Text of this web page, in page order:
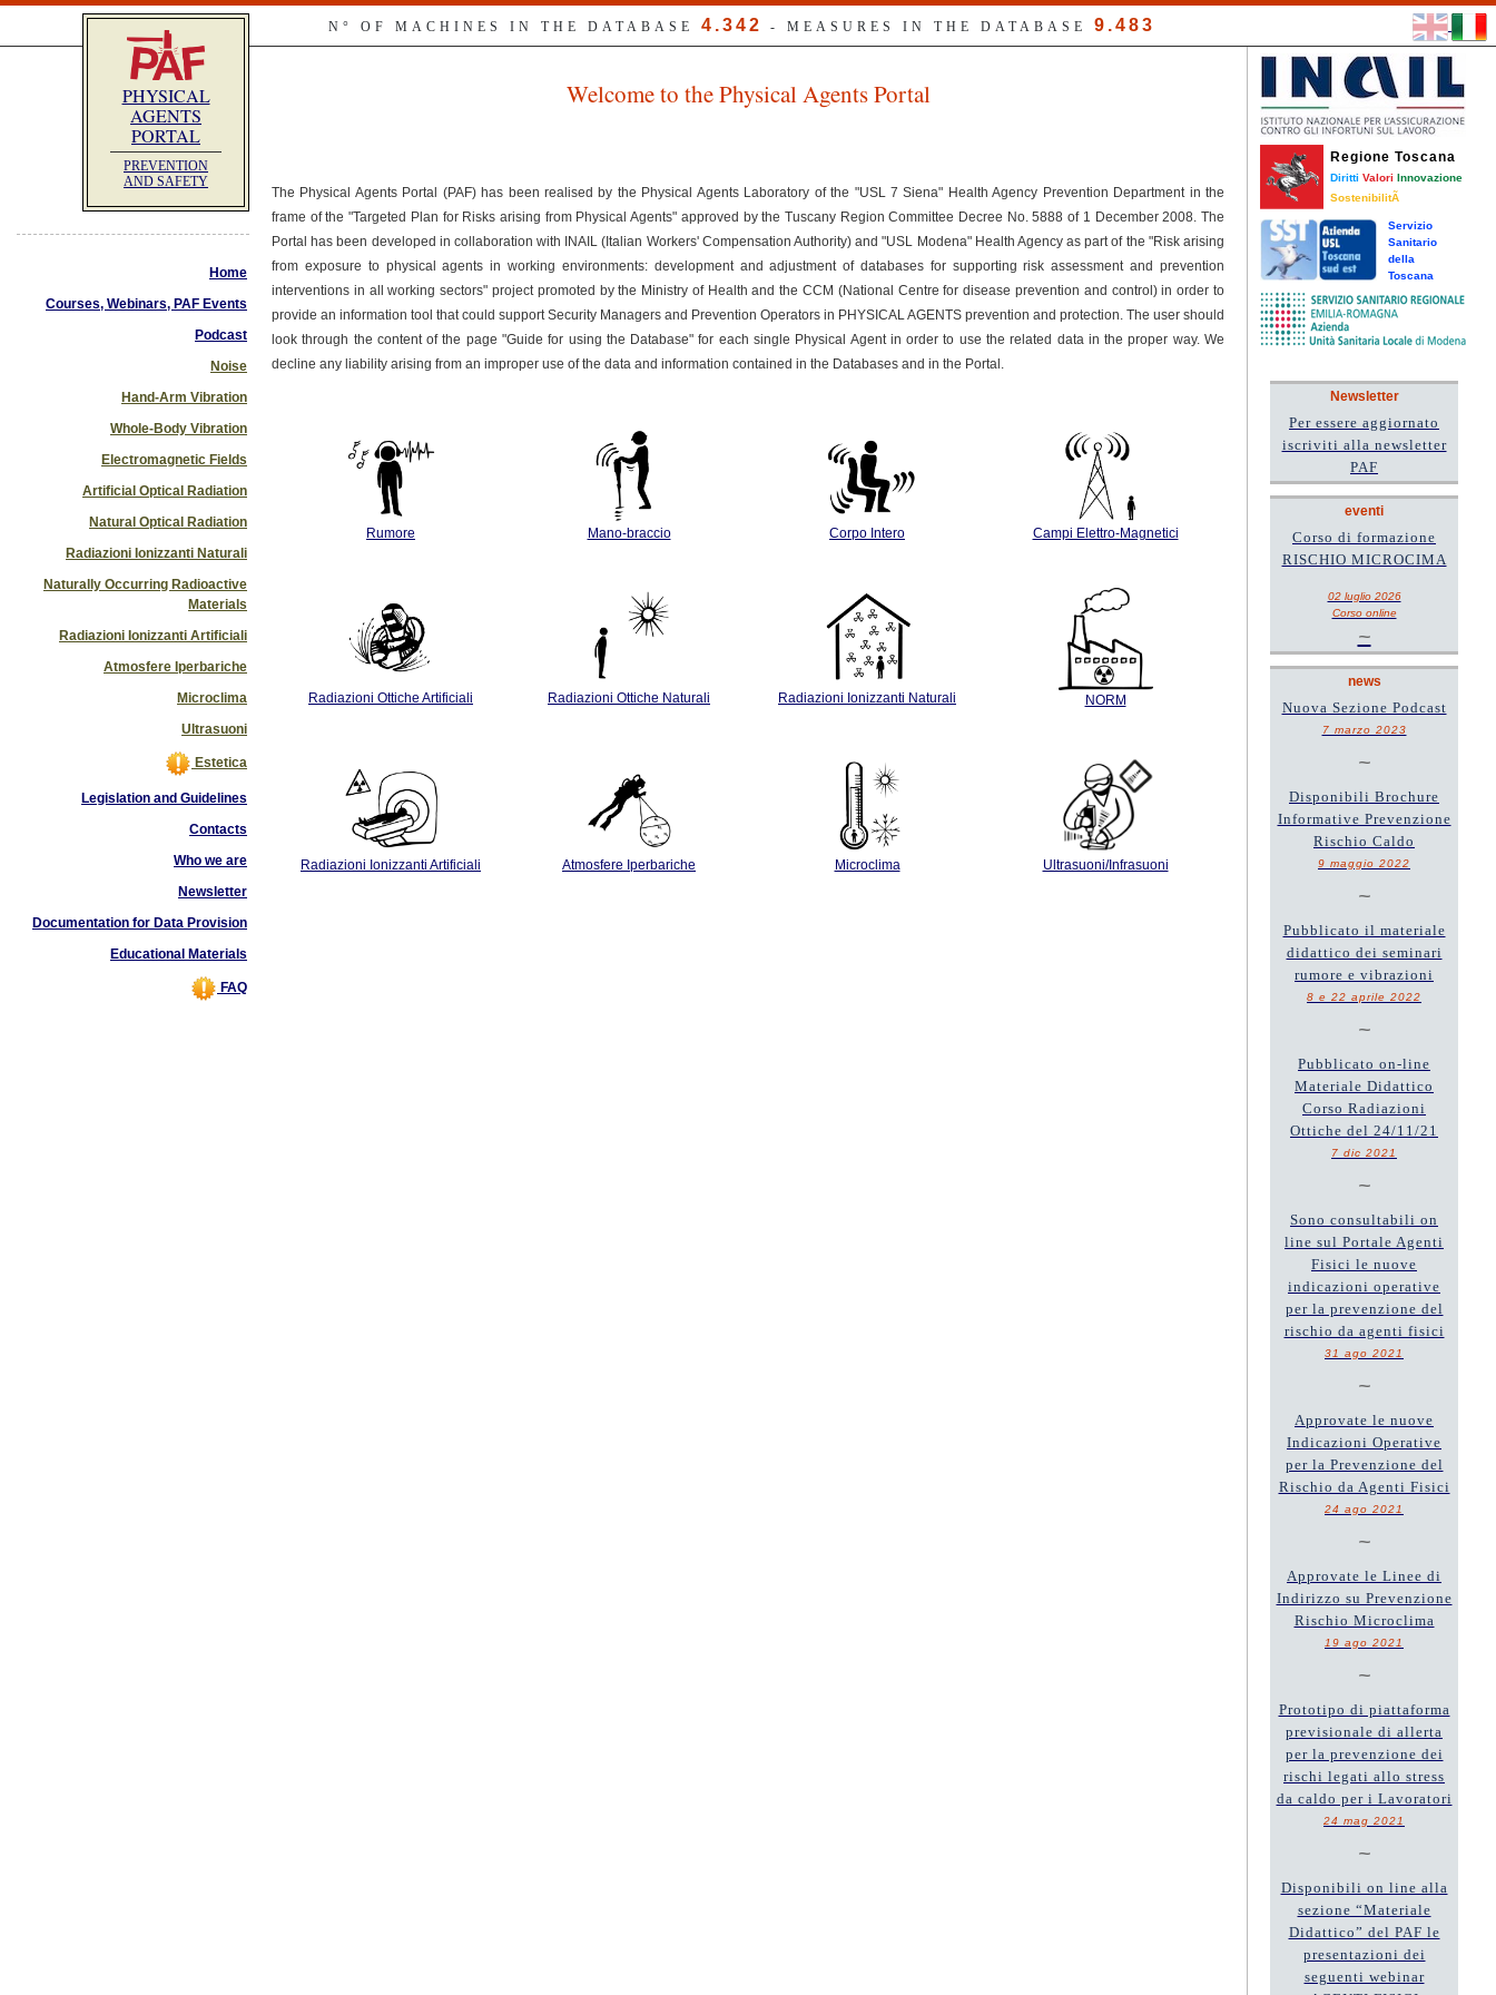
N° OF MACHINES IN THE DATABASE 4.342 - MEASURES IN THE DATABASE 9.483
PHYSICAL
AGENTS
PORTAL
PREVENTION
AND SAFETY
Home
Courses, Webinars, PAF Events
Podcast
Noise
Hand-Arm Vibration
Whole-Body Vibration
Electromagnetic Fields
Artificial Optical Radiation
Natural Optical Radiation
Radiazioni Ionizzanti Naturali
Naturally Occurring Radioactive
Materials
Radiazioni Ionizzanti Artificiali
Atmosfere Iperbariche
Microclima
Ultrasuoni
Estetica
Legislation and Guidelines
Contacts
Who we are
Newsletter
Documentation for Data Provision
Educational Materials
FAQ
Welcome to the Physical Agents Portal
The Physical Agents Portal (PAF) has been realised by the Physical Agents Laboratory of the "USL 7 Siena" Health Agency Prevention Department in the
frame of the "Targeted Plan for Risks arising from Physical Agents" approved by the Tuscany Region Committee Decree No. 5888 of 1 December 2008. The
Portal has been developed in collaboration with INAIL (Italian Workers' Compensation Authority) and "USL Modena" Health Agency as part of the "Risk arising
from exposure to physical agents in working environments: development and adjustment of databases for supporting risk assessment and prevention
interventions in all working sectors" project promoted by the Ministry of Health and the CCM (National Centre for disease prevention and control) in order to
provide an information tool that could support Security Managers and Prevention Operators in PHYSICAL AGENTS prevention and protection. The user should
look through the content of the page "Guide for using the Database" for each single Physical Agent in order to use the related data in the proper way. We
decline any liability arising from an improper use of the data and information contained in the Databases and in the Portal.
Rumore Mano-braccio Corpo Intero Campi Elettro-Magnetici
Radiazioni Ottiche Artificiali Radiazioni Ottiche Naturali Radiazioni Ionizzanti Naturali NORM
Radiazioni Ionizzanti Artificiali Atmosfere Iperbariche Microclima Ultrasuoni/Infrasuoni
Regione Toscana
Diritti Valori Innovazione
SostenibilitÃ
Servizio
Sanitario
della
Toscana
Newsletter
Per essere aggiornato
iscriviti alla newsletter
PAF
eventi
Corso di formazione
RISCHIO MICROCIMA
02 luglio 2026
Corso online
~
news
Nuova Sezione Podcast
7 marzo 2023
~
Disponibili Brochure
Informative Prevenzione
Rischio Caldo
9 maggio 2022
~
Pubblicato il materiale
didattico dei seminari
rumore e vibrazioni
8 e 22 aprile 2022
~
Pubblicato on-line
Materiale Didattico
Corso Radiazioni
Ottiche del 24/11/21
7 dic 2021
~
Sono consultabili on
line sul Portale Agenti
Fisici le nuove
indicazioni operative
per la prevenzione del
rischio da agenti fisici
31 ago 2021
~
Approvate le nuove
Indicazioni Operative
per la Prevenzione del
Rischio da Agenti Fisici
24 ago 2021
~
Approvate le Linee di
Indirizzo su Prevenzione
Rischio Microclima
19 ago 2021
~
Prototipo di piattaforma
previsionale di allerta
per la prevenzione dei
rischi legati allo stress
da caldo per i Lavoratori
24 mag 2021
~
Disponibili on line alla
sezione “Materiale
Didattico” del PAF le
presentazioni dei
seguenti webinar